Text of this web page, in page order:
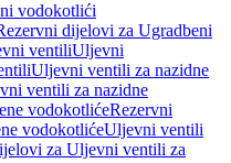
vodokotlići
dijelovi za Ugradbeni
ventiliUljevni
Uljevni ventili za nazidne
ventili za nazidne
vodokotlićeRezervni
vodokotlićeUljevni ventili
za Uljevni ventili za